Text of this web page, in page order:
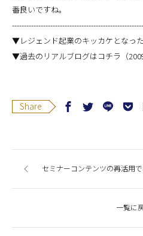
番良いですね。
▼レジェンド起業のキッカケとなっ
▼過去のリアルブログはコチラ（
Share
一覧に